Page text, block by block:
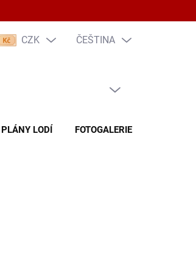
CZK ČEŠTINA
PLÁNY LODÍ FOTOGALERIE